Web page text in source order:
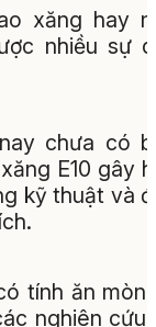
xăng hay
nhiều sự
chưa có
E10 gây
kỹ thuật và
tính ăn mòn
nghiên cứu